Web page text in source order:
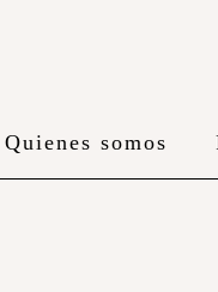
Quienes somos